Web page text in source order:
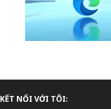
KẾT NỐI VỚI TÔI: